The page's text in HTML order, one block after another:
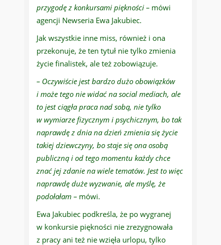
przygodę z konkursami piękności – mówi
agencji Newseria Ewa Jakubiec.
Jak wszystkie inne miss, również i ona
przekonuje, że ten tytuł nie tylko zmienia
życie finalistek, ale też zobowiązuje.
– Oczywiście jest bardzo dużo obowiązków
i może tego nie widać na social mediach, ale
to jest ciągła praca nad sobą, nie tylko
w wymiarze fizycznym i psychicznym, bo tak
naprawdę z dnia na dzień zmienia się życie
takiej dziewczyny, bo staje się ona osobą
publiczną i od tego momentu każdy chce
znać jej zdanie na wiele tematów. Jest to więc
naprawdę duże wyzwanie, ale myślę, że
podołałam – mówi.
Ewa Jakubiec podkreśla, że po wygranej
w konkursie piękności nie zrezygnowała
z pracy ani też nie wzięła urlopu, tylko